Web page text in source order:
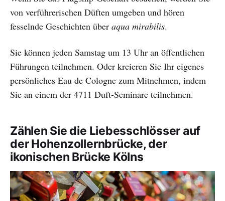
von verführerischen Düften umgeben und hören
fesselnde Geschichten über aqua mirabilis.
Sie können jeden Samstag um 13 Uhr an öffentlichen
Führungen teilnehmen. Oder kreieren Sie Ihr eigenes
persönliches Eau de Cologne zum Mitnehmen, indem
Sie an einem der 4711 Duft-Seminare teilnehmen.
Zählen Sie die Liebesschlösser auf
der Hohenzollernbrücke, der
ikonischen Brücke Kölns